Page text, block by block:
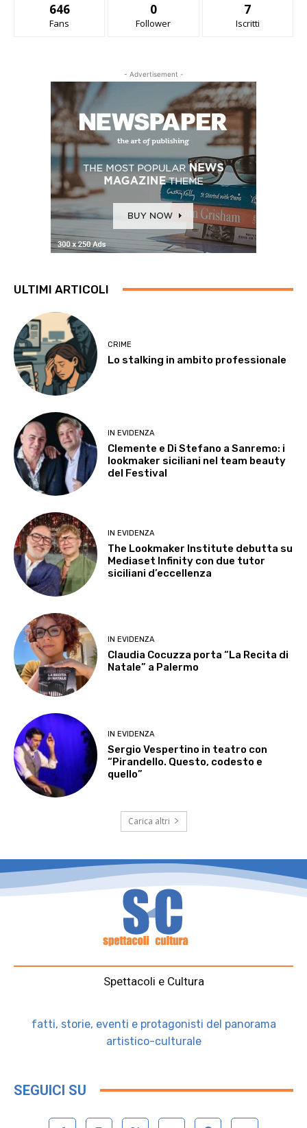
646
Fans
0
Follower
7
Iscritti
- Advertisement -
ULTIMI ARTICOLI
CRIME
Lo stalking in ambito professionale
IN EVIDENZA
Clemente e Di Stefano a Sanremo: i
lookmaker siciliani nel team beauty
del Festival
IN EVIDENZA
The Lookmaker Institute debutta su
Mediaset Infinity con due tutor
siciliani d’eccellenza
IN EVIDENZA
Claudia Cocuzza porta “La Recita di
Natale” a Palermo
IN EVIDENZA
Sergio Vespertino in teatro con
“Pirandello. Questo, codesto e
quello”
Carica altri
Spettacoli e Cultura
fatti, storie, eventi e protagonisti del panorama
artistico-culturale
SEGUICI SU